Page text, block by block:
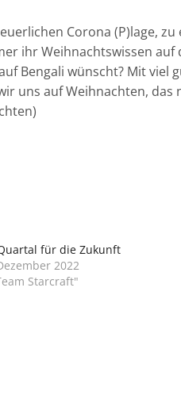
Corona (P)lage,
ihr Weihnachtswissen
Bengali wünscht? Mit viel
uns auf Weihnachten, das
für die Zukunft
2022
Starcraft"